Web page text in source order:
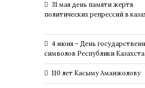
31 мая день памяти жертв
политических репрессий в
4 июня – День
символов Республики
110 лет Касыму Аманжолову